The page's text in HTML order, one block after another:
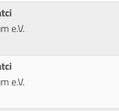
e.V.
e.V.